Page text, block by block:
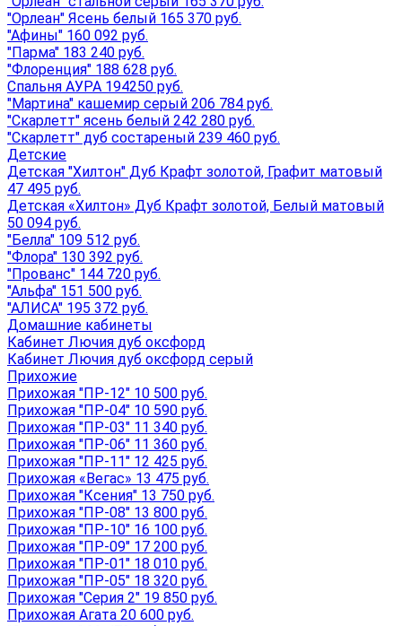
"Орлеан" Ясень белый 165 370 руб.
"Афины" 160 092 руб.
"Парма" 183 240 руб.
"Флоренция" 188 628 руб.
Спальня АУРА 194250 руб.
"Мартина" кашемир серый 206 784 руб.
"Скарлетт" ясень белый 242 280 руб.
"Скарлетт" дуб состареный 239 460 руб.
Детские
Детская "Хилтон" Дуб Крафт золотой, Графит матовый
47 495 руб.
Детская «Хилтон» Дуб Крафт золотой, Белый матовый
50 094 руб.
"Белла" 109 512 руб.
"Флора" 130 392 руб.
"Прованс" 144 720 руб.
"Альфа" 151 500 руб.
"АЛИСА" 195 372 руб.
Домашние кабинеты
Кабинет Лючия дуб оксфорд
Кабинет Лючия дуб оксфорд серый
Прихожие
Прихожая "ПР-12" 10 500 руб.
Прихожая "ПР-04" 10 590 руб.
Прихожая "ПР-03" 11 340 руб.
Прихожая "ПР-06" 11 360 руб.
Прихожая "ПР-11" 12 425 руб.
Прихожая «Вегас» 13 475 руб.
Прихожая "Ксения" 13 750 руб.
Прихожая "ПР-08" 13 800 руб.
Прихожая "ПР-10" 16 100 руб.
Прихожая "ПР-09" 17 200 руб.
Прихожая "ПР-01" 18 010 руб.
Прихожая "ПР-05" 18 320 руб.
Прихожая "Серия 2" 19 850 руб.
Прихожая Агата 20 600 руб.